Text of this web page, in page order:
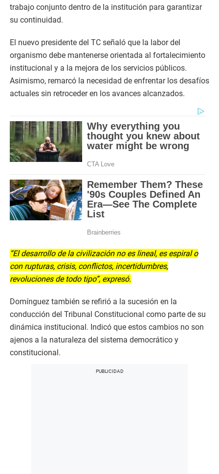
trabajo conjunto dentro de la institución para garantizar
su continuidad.
El nuevo presidente del TC señaló que la labor del
organismo debe mantenerse orientada al fortalecimiento
institucional y a la mejora de los servicios públicos.
Asimismo, remarcó la necesidad de enfrentar los desafíos
actuales sin retroceder en los avances alcanzados.
“El desarrollo de la civilización no es lineal, es espiral o
con rupturas, crisis, conflictos, incertidumbres,
revoluciones de todo tipo”, expresó.
Domínguez también se refirió a la sucesión en la
conducción del Tribunal Constitucional como parte de su
dinámica institucional. Indicó que estos cambios no son
ajenos a la naturaleza del sistema democrático y
constitucional.